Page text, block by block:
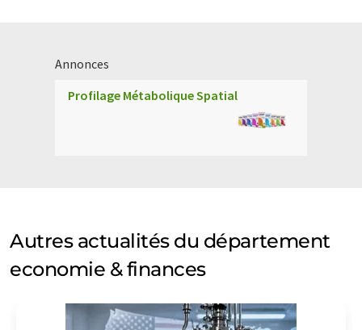
Annonces
Profilage Métabolique Spatial
Autres actualités du département
economie & finances